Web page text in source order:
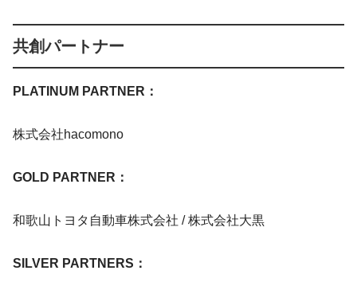
共創パートナー
PLATINUM PARTNER：
株式会社hacomono
GOLD PARTNER：
和歌山トヨタ自動車株式会社 / 株式会社大黒
SILVER PARTNERS：